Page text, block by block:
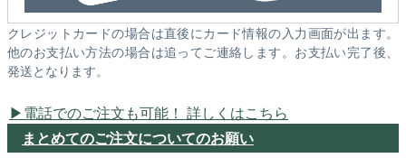
クレジットカードの場合は直後にカード情報の入力画面が出ます。
他のお支払い方法の場合は追ってご連絡します。お支払い完了後、
発送となります。
電話でのご注文も可能！ 詳しくはこちら
まとめてのご注文についてのお願い